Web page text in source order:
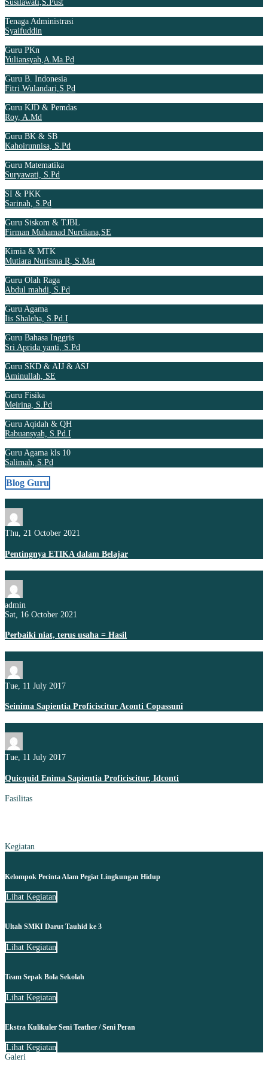
Susilawati,S.Pust
Tenaga Administrasi
Syaifuddin
Guru PKn
Yuliansyah,A.Ma.Pd
Guru B. Indonesia
Fitri Wulandari,S.Pd
Guru KJD & Pemdas
Roy, A.Md
Guru BK & SB
Kahoirunnisa, S.Pd
Guru Matematika
Suryawati, S.Pd
SI & PKK
Sarinah, S.Pd
Guru Siskom & TJBL
Firman Muhamad Nurdiana,SE
Kimia & MTK
Mutiara Nurisma R, S.Mat
Guru Olah Raga
Abdul mahdi, S.Pd
Guru Agama
Iis Shaleha, S.Pd.I
Guru Bahasa Inggris
Sri Aprida yanti, S.Pd
Guru SKD & AIJ & ASJ
Aminullah, SE
Guru Fisika
Meirina, S.Pd
Guru Aqidah & QH
Rabuansyah, S.Pd.I
Guru Agama kls 10
Salimah, S.Pd
Blog Guru
Thu, 21 October 2021
Pentingnya ETIKA dalam Belajar
admin
Sat, 16 October 2021
Perbaiki niat, terus usaha = Hasil
Tue, 11 July 2017
Seinima Sapientia Proficiscitur Aconti Copassuni
Tue, 11 July 2017
Quicquid Enima Sapientia Proficiscitur, Idconti
Fasilitas
Kegiatan
Kelompok Pecinta Alam Pegiat Lingkungan Hidup
Lihat Kegiatan
Ultah SMKI Darut Tauhid ke 3
Lihat Kegiatan
Team Sepak Bola Sekolah
Lihat Kegiatan
Ekstra Kulikuler Seni Teather / Seni Peran
Lihat Kegiatan
Galeri